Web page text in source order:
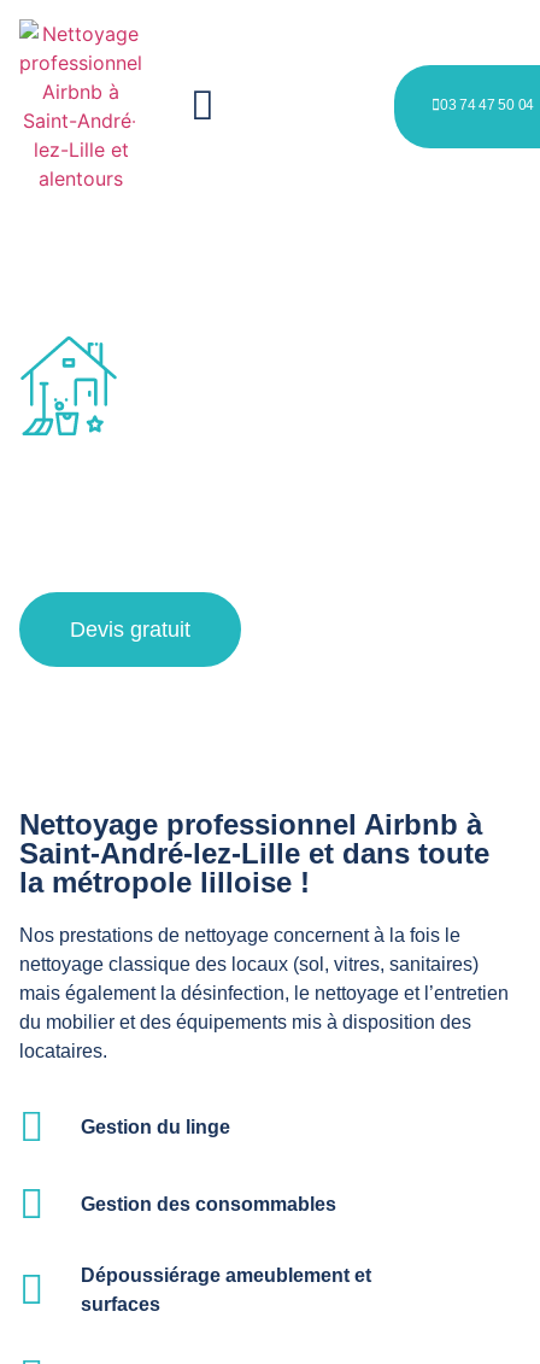
03 74 47 50 04
Devis gratuit
Nettoyage professionnel Airbnb à
Saint-André-lez-Lille et dans toute
la métropole lilloise !
Nos prestations de nettoyage concernent à la fois le
nettoyage classique des locaux (sol, vitres, sanitaires)
mais également la désinfection, le nettoyage et l’entretien
du mobilier et des équipements mis à disposition des
locataires.
Gestion du linge
Gestion des consommables
Dépoussiérage ameublement et
surfaces